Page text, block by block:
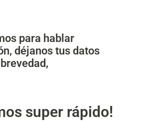
para hablar
déjanos tus datos
super rápido!